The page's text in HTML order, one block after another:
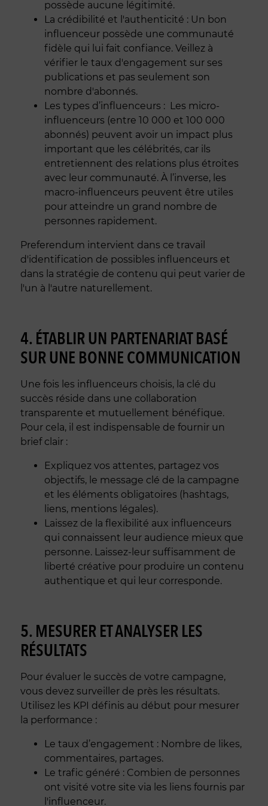
possède aucune légitimité.
La crédibilité et l'authenticité : Un bon
influenceur possède une communauté
fidèle qui lui fait confiance. Veillez à
vérifier le taux d'engagement sur ses
publications et pas seulement son
nombre d'abonnés.
Les types d’influenceurs : Les micro-
influenceurs (entre 10 000 et 100 000
abonnés) peuvent avoir un impact plus
important que les célébrités, car ils
entretiennent des relations plus étroites
avec leur communauté. À l’inverse, les
macro-influenceurs peuvent être utiles
pour atteindre un grand nombre de
personnes rapidement.
Preferendum intervient dans ce travail
d'identification de possibles influenceurs et
dans la stratégie de contenu qui peut varier de
l'un à l'autre naturellement.
4. ÉTABLIR UN PARTENARIAT BASÉ
SUR UNE BONNE COMMUNICATION
Une fois les influenceurs choisis, la clé du
succès réside dans une collaboration
transparente et mutuellement bénéfique.
Pour cela, il est indispensable de fournir un
brief clair :
Expliquez vos attentes, partagez vos
objectifs, le message clé de la campagne
et les éléments obligatoires (hashtags,
liens, mentions légales).
Laissez de la flexibilité aux influenceurs
qui connaissent leur audience mieux que
personne. Laissez-leur suffisamment de
liberté créative pour produire un contenu
authentique et qui leur corresponde.
5. MESURER ET ANALYSER LES
RÉSULTATS
Pour évaluer le succès de votre campagne,
vous devez surveiller de près les résultats.
Utilisez les KPI définis au début pour mesurer
la performance :
Le taux d’engagement : Nombre de likes,
commentaires, partages.
Le trafic généré : Combien de personnes
ont visité votre site via les liens fournis par
l'influenceur.